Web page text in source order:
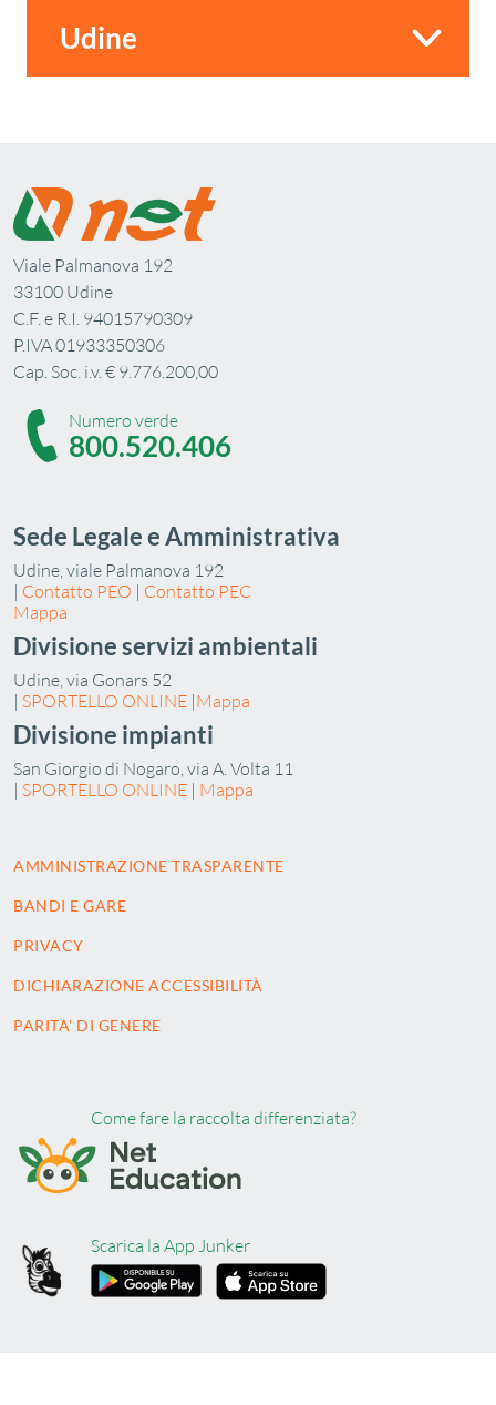
Viale Palmanova 192
33100 Udine
C.F. e R.I. 94015790309
P.IVA 01933350306
Cap. Soc. i.v. € 9.776.200,00
Numero verde
800.520.406
Sede Legale e Amministrativa
Udine, viale Palmanova 192
| Contatto PEO | Contatto PEC
Mappa
Divisione servizi ambientali
Udine, via Gonars 52
| SPORTELLO ONLINE |Mappa
Divisione impianti
San Giorgio di Nogaro, via A. Volta 11
| SPORTELLO ONLINE | Mappa
AMMINISTRAZIONE TRASPARENTE
BANDI E GARE
PRIVACY
DICHIARAZIONE ACCESSIBILITÀ
PARITA' DI GENERE
Come fare la raccolta differenziata?
Scarica la App Junker